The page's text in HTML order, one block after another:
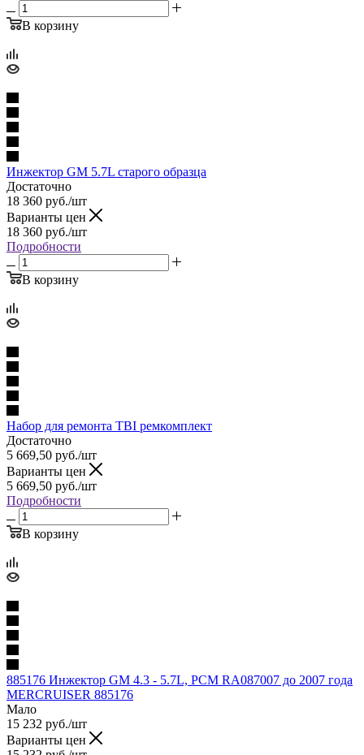
В корзину
Инжектор GM 5.7L старого образца
Достаточно
18 360 руб./шт
Варианты цен
18 360 руб./шт
Подробности
В корзину
Набор для ремонта TBI ремкомплект
Достаточно
5 669,50 руб./шт
Варианты цен
5 669,50 руб./шт
Подробности
В корзину
885176 Инжектор GM 4.3 - 5.7L, PCM RA087007 до 2007 года
MERCRUISER 885176
Мало
15 232 руб./шт
Варианты цен